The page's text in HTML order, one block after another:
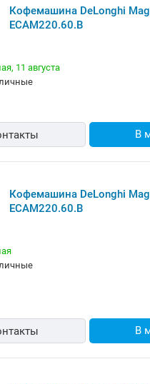
Кофемашина DeLonghi
ECAM220.60.B
11 августа
В
Кофемашина DeLonghi
ECAM220.60.B
В